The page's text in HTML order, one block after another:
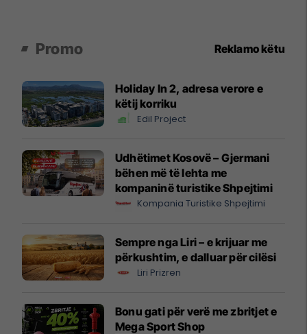
Promo Reklamo këtu
Holiday In 2, adresa verore e
këtij korriku
Edil Project
Udhëtimet Kosovë – Gjermani
bëhen më të lehta me
kompaninë turistike Shpejtimi
Kompania Turistike Shpejtimi
Sempre nga Liri – e krijuar me
përkushtim, e dalluar për cilësi
Liri Prizren
Bonu gati për verë me zbritjet e
Mega Sport Shop